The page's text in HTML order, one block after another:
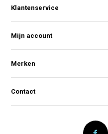
Klantenservice
Mijn account
Merken
Contact